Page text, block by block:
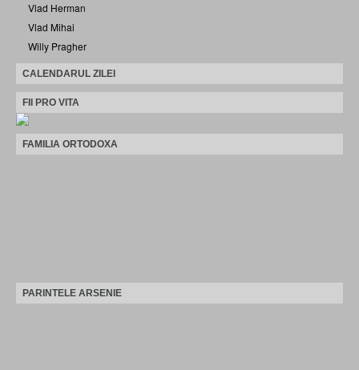
Vlad Herman
Vlad Mihai
Willy Pragher
CALENDARUL ZILEI
FII PRO VITA
FAMILIA ORTODOXA
PARINTELE ARSENIE